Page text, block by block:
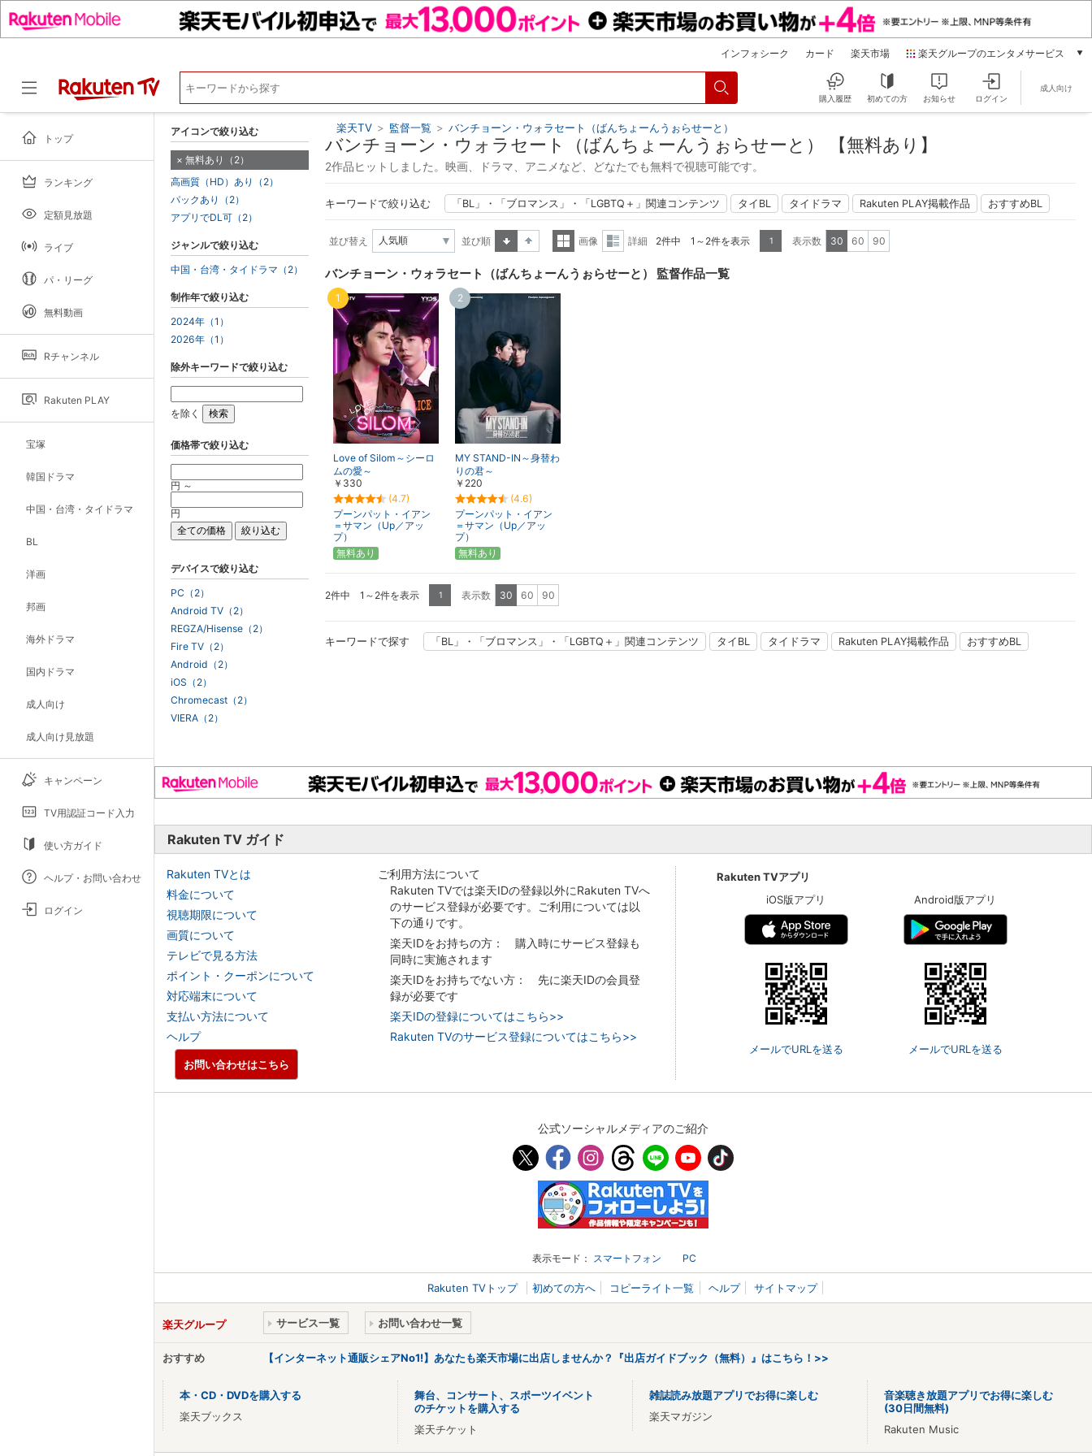
インフォシーク カード 楽天市場 楽天グループのエンタメサービス
本/ゲーム/CD/DVD
雑誌読み放題
楽天マガジン
動画配信
購入履歴 初めての方 お知らせ ログイン
成人向け
トップ
ランキング
定額見放題
ライブ
パ・リーグ
無料動画
Rチャンネル
Rakuten PLAY
宝塚
韓国ドラマ
中国・台湾・タイドラマ
BL
洋画
邦画
海外ドラマ
国内ドラマ
成人向け
成人向け見放題
キャンペーン
TV用認証コード入力
使い方ガイド
ヘルプ・お問い合わせ
ログイン
楽天TV > 監督一覧 > バンチョーン・ウォラセート（ばんちょーんうぉらせーと）
バンチョーン・ウォラセート（ばんちょーんうぉらせーと） 【無料あり】
2作品ヒットしました。映画、ドラマ、アニメなど、どなたでも無料で視聴可能です。
キーワードで絞り込む 「BL」・「ブロマンス」・「LGBTQ＋」関連コンテンツ タイBL タイドラマ Rakuten PLAY掲載作品 おすすめBL
並び替え
並び順
表示
画像
表示
詳細 2件中 1～2件を表示 1 表示数 30 60 90
バンチョーン・ウォラセート（ばんちょーんうぉらせーと） 監督作品一覧
Love of Silom～シーロ
ムの愛～
￥330
(4.7)
プーンパット・イアン
＝サマン（Up／アッ
プ）
1
無料あり
MY STAND-IN～身替わ
りの君～
￥220
(4.6)
プーンパット・イアン
＝サマン（Up／アッ
プ）
2
無料あり
2件中 1～2件を表示 1 表示数 30 60 90
キーワードで探す 「BL」・「ブロマンス」・「LGBTQ＋」関連コンテンツ タイBL タイドラマ Rakuten PLAY掲載作品 おすすめBL
アイコンで絞り込む
無料あり（2）
高画質（HD）あり（2）
パックあり（2）
アプリでDL可（2）
ジャンルで絞り込む
中国・台湾・タイドラマ（2）
制作年で絞り込む
2024年（1）
2026年（1）
除外キーワードで絞り込む
を除く
価格帯で絞り込む
円 ～
円
デバイスで絞り込む
PC（2）
Android TV（2）
REGZA/Hisense（2）
Fire TV（2）
Android（2）
iOS（2）
Chromecast（2）
VIERA（2）
Rakuten TV ガイド
Rakuten TVとは
料金について
視聴期限について
画質について
テレビで見る方法
ポイント・クーポンについて
対応端末について
支払い方法について
ヘルプ
ご利用方法について
Rakuten TVでは楽天IDの登録以外にRakuten TVへ
のサービス登録が必要です。ご利用については以
下の通りです。
楽天IDをお持ちの方： 購入時にサービス登録も
同時に実施されます
楽天IDをお持ちでない方： 先に楽天IDの会員登
録が必要です
楽天IDの登録についてはこちら>>
Rakuten TVのサービス登録についてはこちら>>
Rakuten TVアプリ
iOS版アプリ
メールでURLを送る
Android版アプリ
メールでURLを送る
お問い合わせはこちら
公式ソーシャルメディアのご紹介
表示モード： スマートフォン PC
Rakuten TVトップ 初めての方へ コピーライト一覧 ヘルプ サイトマップ
楽天グループ サービス一覧 お問い合わせ一覧
おすすめ 【インターネット通販シェアNo1!】あなたも楽天市場に出店しませんか？『出店ガイドブック（無料）』はこちら！>>
本・CD・DVDを購入する
楽天ブックス
舞台、コンサート、スポーツイベント
のチケットを購入する
楽天チケット
雑誌読み放題アプリでお得に楽しむ
楽天マガジン
音楽聴き放題アプリでお得に楽しむ
(30日間無料)
Rakuten Music